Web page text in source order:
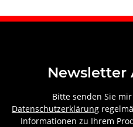
Newsletter
Bitte senden Sie
Datenschutzerklärung
Informationen zu Ihrem